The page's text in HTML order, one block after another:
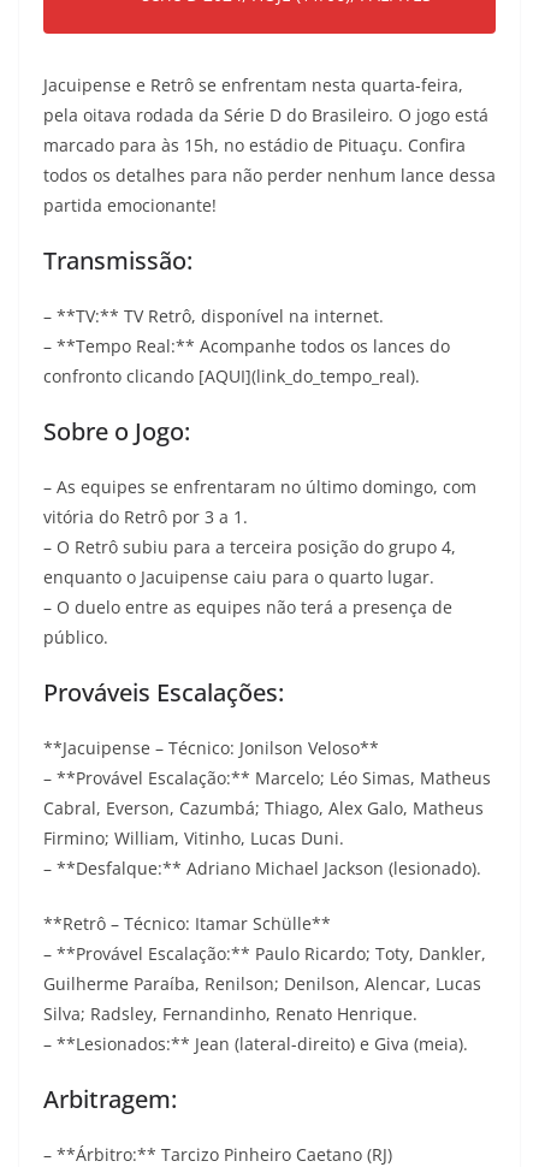
Jacuipense e Retrô se enfrentam nesta quarta-feira,
pela oitava rodada da Série D do Brasileiro. O jogo está
marcado para às 15h, no estádio de Pituaçu. Confira
todos os detalhes para não perder nenhum lance dessa
partida emocionante!
Transmissão:
– **TV:** TV Retrô, disponível na internet.
– **Tempo Real:** Acompanhe todos os lances do
confronto clicando [AQUI](link_do_tempo_real).
Sobre o Jogo:
– As equipes se enfrentaram no último domingo, com
vitória do Retrô por 3 a 1.
– O Retrô subiu para a terceira posição do grupo 4,
enquanto o Jacuipense caiu para o quarto lugar.
– O duelo entre as equipes não terá a presença de
público.
Prováveis Escalações:
**Jacuipense – Técnico: Jonilson Veloso**
– **Provável Escalação:** Marcelo; Léo Simas, Matheus
Cabral, Everson, Cazumbá; Thiago, Alex Galo, Matheus
Firmino; William, Vitinho, Lucas Duni.
– **Desfalque:** Adriano Michael Jackson (lesionado).
**Retrô – Técnico: Itamar Schülle**
– **Provável Escalação:** Paulo Ricardo; Toty, Dankler,
Guilherme Paraíba, Renilson; Denilson, Alencar, Lucas
Silva; Radsley, Fernandinho, Renato Henrique.
– **Lesionados:** Jean (lateral-direito) e Giva (meia).
Arbitragem:
– **Árbitro:** Tarcizo Pinheiro Caetano (RJ)